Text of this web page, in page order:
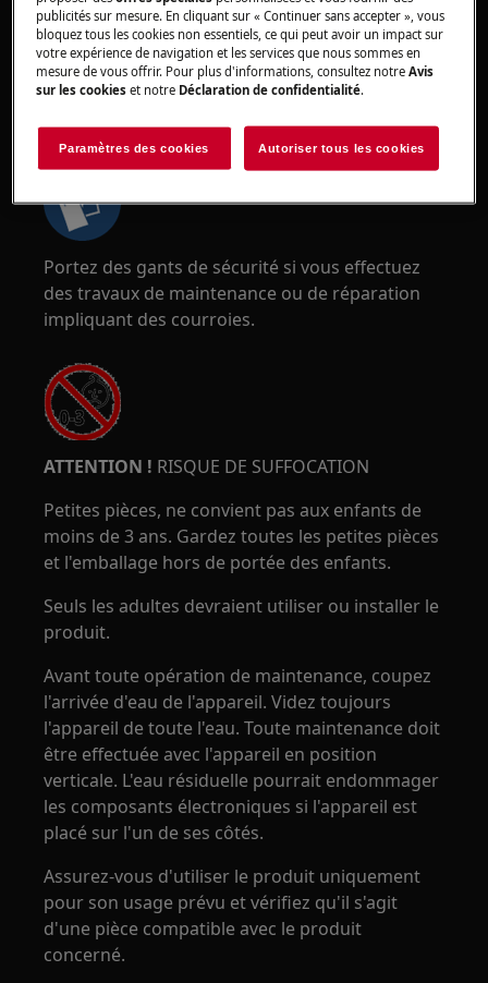
RISQUE DE PINCEMENT
Portez des gants de sécurité si vous effectuez
des travaux de maintenance ou de réparation
impliquant des courroies.
ATTENTION ! RISQUE DE SUFFOCATION
Petites pièces, ne convient pas aux enfants de
moins de 3 ans. Gardez toutes les petites pièces
et l'emballage hors de portée des enfants.
Seuls les adultes devraient utiliser ou installer le
produit.
Avant toute opération de maintenance, coupez
l'arrivée d'eau de l'appareil. Videz toujours
l'appareil de toute l'eau. Toute maintenance doit
être effectuée avec l'appareil en position
verticale. L'eau résiduelle pourrait endommager
les composants électroniques si l'appareil est
placé sur l'un de ses côtés.
Assurez-vous d'utiliser le produit uniquement
pour son usage prévu et vérifiez qu'il s'agit
d'une pièce compatible avec le produit
concerné.
publicités sur mesure. En cliquant sur « Continuer sans accepter », vous
bloquez tous les cookies non essentiels, ce qui peut avoir un impact sur
votre expérience de navigation et les services que nous sommes en
mesure de vous offrir. Pour plus d'informations, consultez notreAvis
sur les cookies et notre Déclaration de confidentialité.
Paramètres des cookies Autoriser tous les cookies